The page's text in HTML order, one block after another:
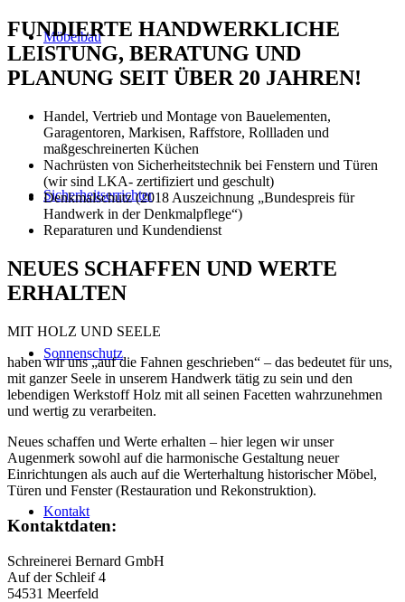
Möbelbau
Sicherheitserrichter
Sonnenschutz
Kontakt
FUNDIERTE HANDWERKLICHE
LEISTUNG, BERATUNG UND
PLANUNG SEIT ÜBER 20 JAHREN!
Handel, Vertrieb und Montage von Bauelementen,
Garagentoren, Markisen, Raffstore, Rollladen und
maßgeschreinerten Küchen
Nachrüsten von Sicherheitstechnik bei Fenstern und Türen
(wir sind LKA- zertifiziert und geschult)
Denkmalschutz (2018 Auszeichnung „Bundespreis für
Handwerk in der Denkmalpflege“)
Reparaturen und Kundendienst
NEUES SCHAFFEN UND WERTE
ERHALTEN
MIT HOLZ UND SEELE
haben wir uns „auf die Fahnen geschrieben“ – das bedeutet für uns,
mit ganzer Seele in unserem Handwerk tätig zu sein und den
lebendigen Werkstoff Holz mit all seinen Facetten wahrzunehmen
und wertig zu verarbeiten.
Neues schaffen und Werte erhalten – hier legen wir unser
Augenmerk sowohl auf die harmonische Gestaltung neuer
Einrichtungen als auch auf die Werterhaltung historischer Möbel,
Türen und Fenster (Restauration und Rekonstruktion).
Kontaktdaten:
Schreinerei Bernard GmbH
Auf der Schleif 4
54531 Meerfeld